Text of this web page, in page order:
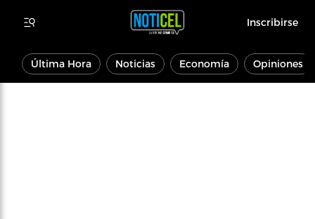
Inscribirse
Última Hora Noticias Economía Opiniones